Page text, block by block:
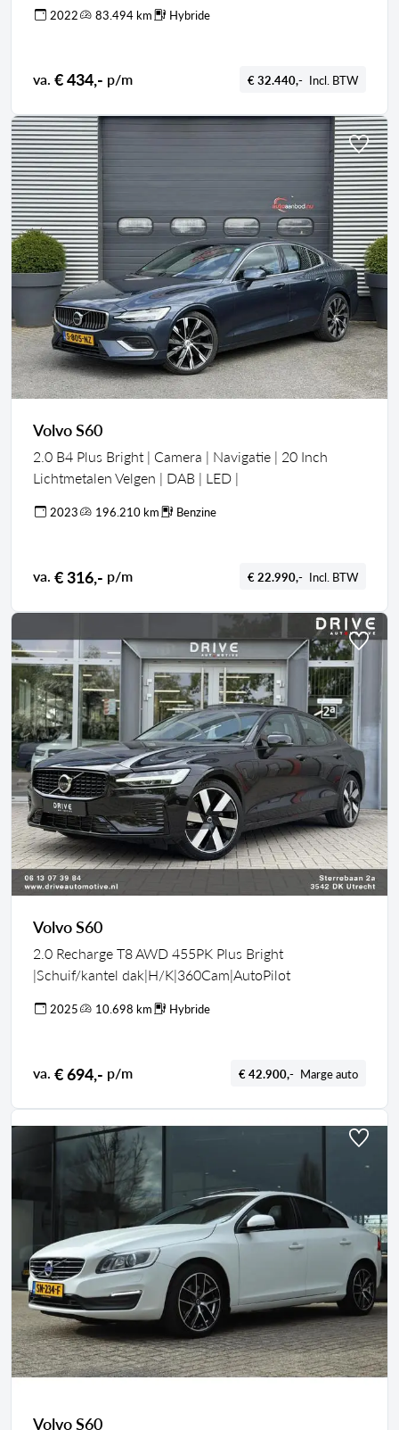
Verwarmd | Keyless | Stuur Verwarmd | Apple Carplay
2022 83.494 km Hybride
va. € 434,- p/m € 32.440,- Incl. BTW
Volvo S60
2.0 B4 Plus Bright | Camera | Navigatie | 20 Inch
Lichtmetalen Velgen | DAB | LED |
2023 196.210 km Benzine
va. € 316,- p/m € 22.990,- Incl. BTW
Volvo S60
2.0 Recharge T8 AWD 455PK Plus Bright
|Schuif/kantel dak|H/K|360Cam|AutoPilot
2025 10.698 km Hybride
va. € 694,- p/m € 42.900,- Marge auto
Volvo S60